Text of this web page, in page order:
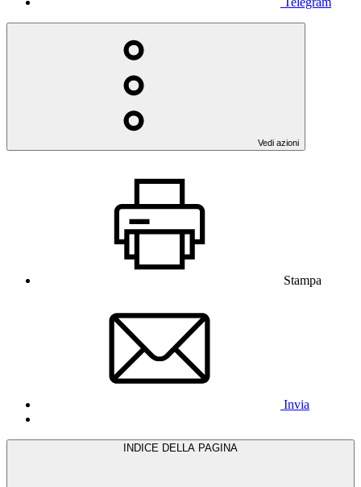
Vedi azioni
Stampa
Invia
INDICE DELLA PAGINA